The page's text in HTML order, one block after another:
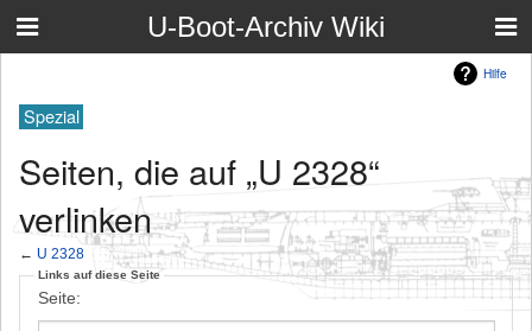
U-Boot-Archiv Wiki
Hilfe
Spezial
Seiten, die auf „U 2328“
verlinken
← U 2328
Links auf diese Seite
Seite: